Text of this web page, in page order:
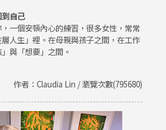
自己
一個安頓內心的練習，很多女性，常常
人生」裡。在母親與孩子之間，在工作
與「想要」之間。
作者：Claudia Lin / 瀏覽次數(795680)